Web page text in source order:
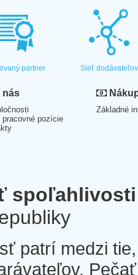
partner Sieť dodávateľov
nás
pracovné pozície
Základné
spoľahlivosti
patrí medzi